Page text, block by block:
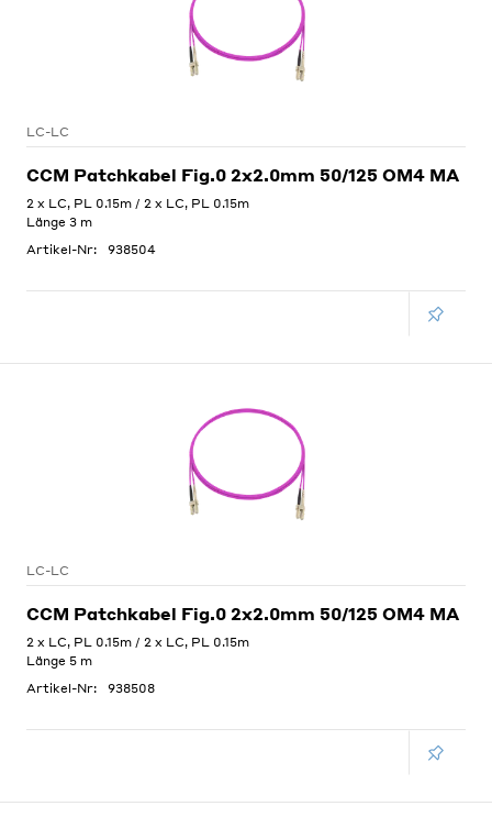
LC-LC
CCM Patchkabel Fig.0 2x2.0mm 50/125 OM4 MA
2 x LC, PL 0.15m / 2 x LC, PL 0.15m
Länge 3 m
Artikel-Nr:
938504
LC-LC
CCM Patchkabel Fig.0 2x2.0mm 50/125 OM4 MA
2 x LC, PL 0.15m / 2 x LC, PL 0.15m
Länge 5 m
Artikel-Nr:
938508